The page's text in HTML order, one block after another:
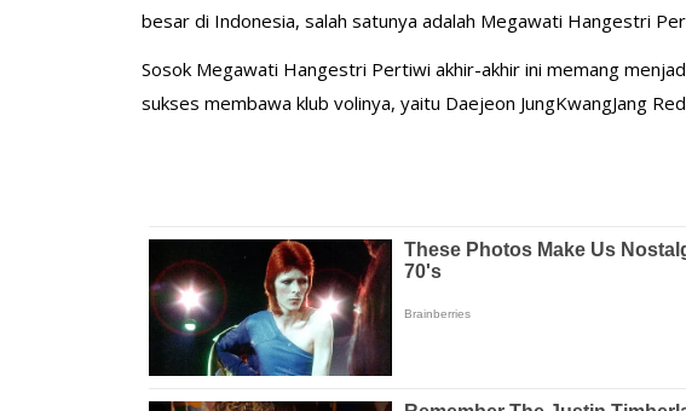
besar di Indonesia, salah satunya adalah Megawati Hangestri
Sosok Megawati Hangestri Pertiwi akhir-akhir ini memang
sukses membawa klub volinya, yaitu Daejeon JungKwangJang